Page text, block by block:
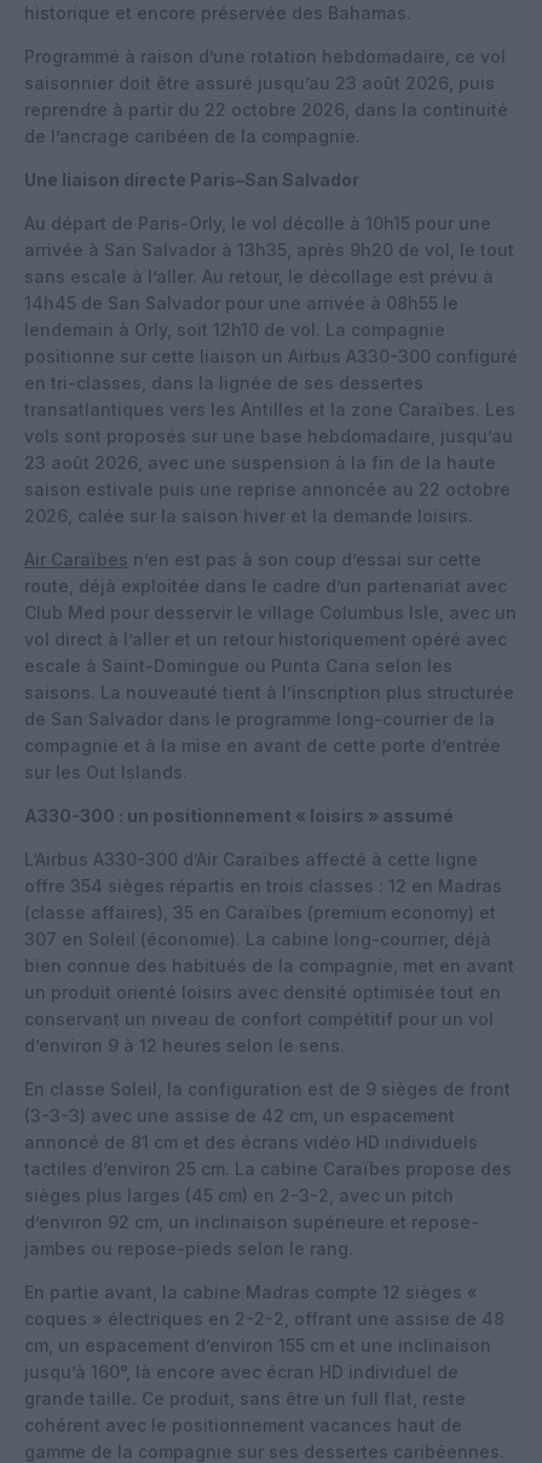
historique et encore préservée des Bahamas.
Programmé à raison d’une rotation hebdomadaire, ce vol
saisonnier doit être assuré jusqu’au 23 août 2026, puis
reprendre à partir du 22 octobre 2026, dans la continuité
de l’ancrage caribéen de la compagnie.
Une liaison directe Paris–San Salvador
Au départ de Paris-Orly, le vol décolle à 10h15 pour une
arrivée à San Salvador à 13h35, après 9h20 de vol, le tout
sans escale à l’aller. Au retour, le décollage est prévu à
14h45 de San Salvador pour une arrivée à 08h55 le
lendemain à Orly, soit 12h10 de vol. La compagnie
positionne sur cette liaison un Airbus A330-300 configuré
en tri-classes, dans la lignée de ses dessertes
transatlantiques vers les Antilles et la zone Caraïbes. Les
vols sont proposés sur une base hebdomadaire, jusqu’au
23 août 2026, avec une suspension à la fin de la haute
saison estivale puis une reprise annoncée au 22 octobre
2026, calée sur la saison hiver et la demande loisirs.
Air Caraïbes n’en est pas à son coup d’essai sur cette
route, déjà exploitée dans le cadre d’un partenariat avec
Club Med pour desservir le village Columbus Isle, avec un
vol direct à l’aller et un retour historiquement opéré avec
escale à Saint-Domingue ou Punta Cana selon les
saisons. La nouveauté tient à l’inscription plus structurée
de San Salvador dans le programme long-courrier de la
compagnie et à la mise en avant de cette porte d’entrée
sur les Out Islands.
A330-300 : un positionnement « loisirs » assumé
L’Airbus A330-300 d’Air Caraïbes affecté à cette ligne
offre 354 sièges répartis en trois classes : 12 en Madras
(classe affaires), 35 en Caraïbes (premium economy) et
307 en Soleil (économie). La cabine long-courrier, déjà
bien connue des habitués de la compagnie, met en avant
un produit orienté loisirs avec densité optimisée tout en
conservant un niveau de confort compétitif pour un vol
d’environ 9 à 12 heures selon le sens.
En classe Soleil, la configuration est de 9 sièges de front
(3-3-3) avec une assise de 42 cm, un espacement
annoncé de 81 cm et des écrans vidéo HD individuels
tactiles d’environ 25 cm. La cabine Caraïbes propose des
sièges plus larges (45 cm) en 2-3-2, avec un pitch
d’environ 92 cm, un inclinaison supérieure et repose-
jambes ou repose-pieds selon le rang.
En partie avant, la cabine Madras compte 12 sièges «
coques » électriques en 2-2-2, offrant une assise de 48
cm, un espacement d’environ 155 cm et une inclinaison
jusqu’à 160°, là encore avec écran HD individuel de
grande taille. Ce produit, sans être un full flat, reste
cohérent avec le positionnement vacances haut de
gamme de la compagnie sur ses dessertes caribéennes.